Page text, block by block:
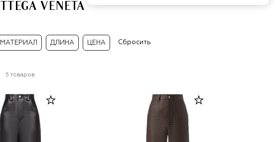
VENETA
МАТЕРИАЛ ДЛИНА ЦЕНА Сбросить
5 товаров